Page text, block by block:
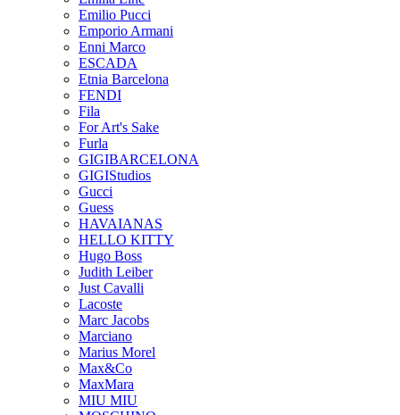
Emilio Pucci
Emporio Armani
Enni Marco
ESCADA
Etnia Barcelona
FENDI
Fila
For Art's Sake
Furla
GIGIBARCELONA
GIGIStudios
Gucci
Guess
HAVAIANAS
HELLO KITTY
Hugo Boss
Judith Leiber
Just Cavalli
Lacoste
Marc Jacobs
Marciano
Marius Morel
Max&Co
MaxMara
MIU MIU